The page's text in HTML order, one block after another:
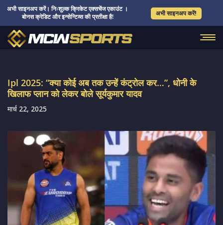
अभी साइनअप करें। निःशुल्क क्रिकेट एक्सचेंज एकाउंट ।
बोनस क्रेडिट और इन्सेन्टिव्स की प्रतीक्षा है!
अभी साइनअप करें!
Ipl 2025: “क्या कोई अब तक उन्हें कंट्रोल कर…”, धोनी के
खिलाफ प्लान को लेकर बोले सूर्यकुमार यादव
मार्च 22, 2025